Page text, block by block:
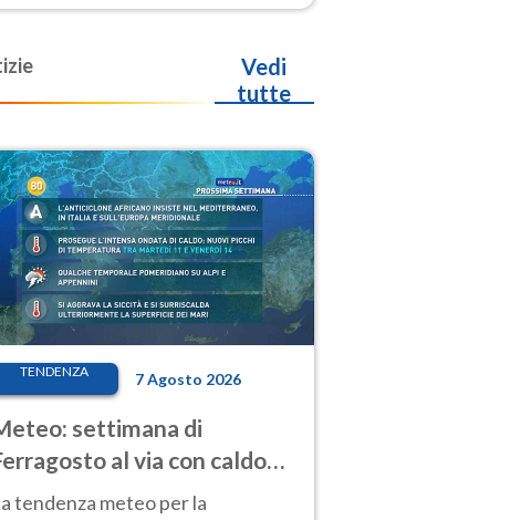
Vedi
tutte
TENDENZA 7 Agosto 2026
settimana di
al via con caldo
e qualche temporale
tendenza meteo per la